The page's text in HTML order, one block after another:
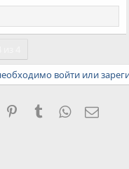
войти или
PinterestTumblrWhatsApp